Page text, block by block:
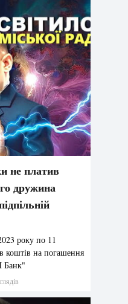
не платив
дружина
року по 11
коштів на погашення
Банк"